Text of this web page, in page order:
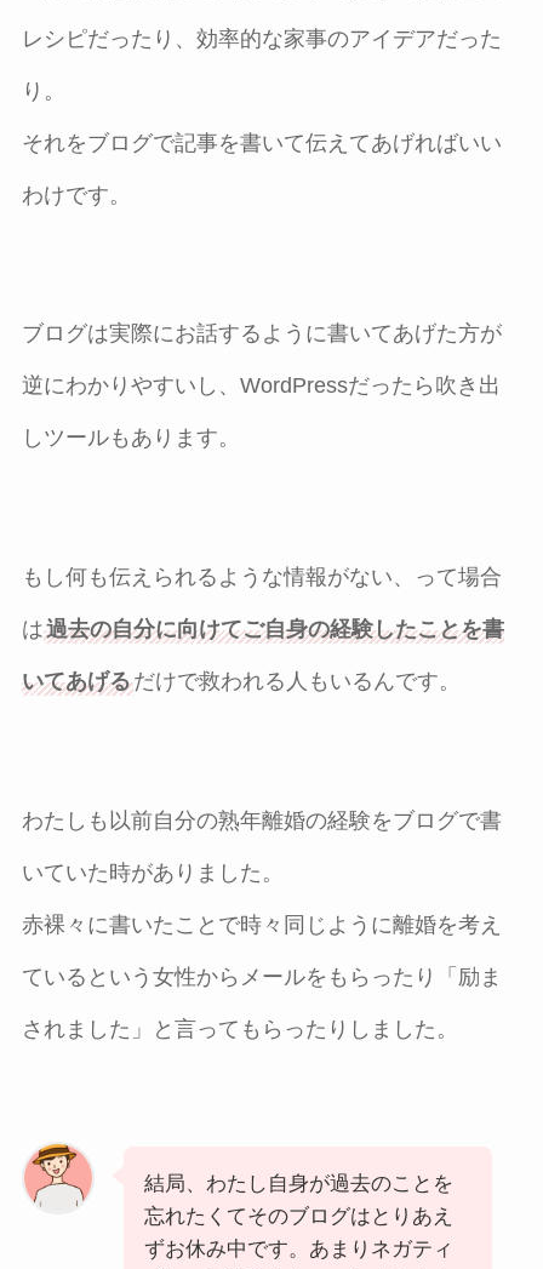
レシピだったり、効率的な家事のアイデアだった
り。
それをブログで記事を書いて伝えてあげればいい
わけです。
ブログは実際にお話するように書いてあげた方が
逆にわかりやすいし、WordPressだったら吹き出
しツールもあります。
もし何も伝えられるような情報がない、って場合
は過去の自分に向けてご自身の経験したことを書
いてあげるだけで救われる人もいるんです。
わたしも以前自分の熟年離婚の経験をブログで書
いていた時がありました。
赤裸々に書いたことで時々同じように離婚を考え
ているという女性からメールをもらったり「励ま
されました」と言ってもらったりしました。
結局、わたし自身が過去のことを
忘れたくてそのブログはとりあえ
ずお休み中です。あまりネガティ